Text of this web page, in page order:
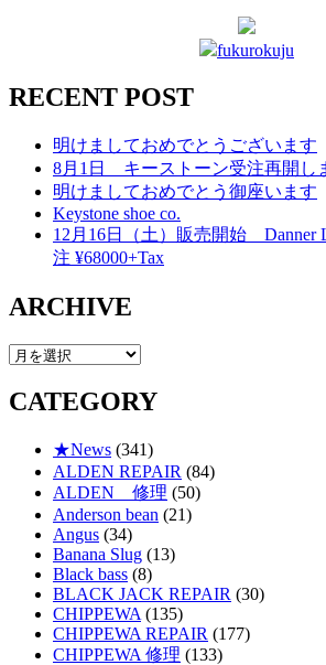
fukurokuju
RECENT POST
明けましておめでとうございます
8月1日 キーストーン受注再開し
明けましておめでとう御座います
Keystone shoe co.
12月16日（土）販売開始 Danner
注 ¥68000+Tax
ARCHIVE
ARCHIVE
CATEGORY
★News (341)
ALDEN REPAIR (84)
ALDEN 修理 (50)
Anderson bean (21)
Angus (34)
Banana Slug (13)
Black bass (8)
BLACK JACK REPAIR (30)
CHIPPEWA (135)
CHIPPEWA REPAIR (177)
CHIPPEWA 修理 (133)